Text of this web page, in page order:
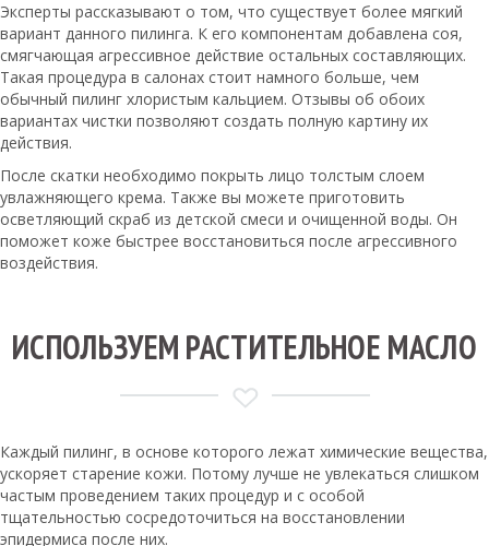
Эксперты рассказывают о том, что существует более мягкий
вариант данного пилинга. К его компонентам добавлена соя,
смягчающая агрессивное действие остальных составляющих.
Такая процедура в салонах стоит намного больше, чем
обычный пилинг хлористым кальцием. Отзывы об обоих
вариантах чистки позволяют создать полную картину их
действия.
После скатки необходимо покрыть лицо толстым слоем
увлажняющего крема. Также вы можете приготовить
осветляющий скраб из детской смеси и очищенной воды. Он
поможет коже быстрее восстановиться после агрессивного
воздействия.
ИСПОЛЬЗУЕМ РАСТИТЕЛЬНОЕ МАСЛО
Каждый пилинг, в основе которого лежат химические вещества,
ускоряет старение кожи. Потому лучше не увлекаться слишком
частым проведением таких процедур и с особой
тщательностью сосредоточиться на восстановлении
эпидермиса после них.